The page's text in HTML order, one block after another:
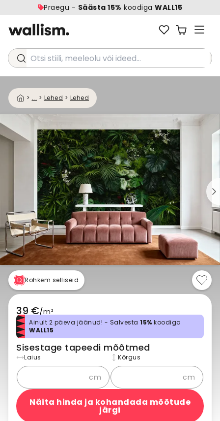
Praegu - Säästa 15% koodiga WALL15
Otsi stiili, meeleolu või ideed...
> ... > Lehed > Lehed
Rohkem selliseid
39 €/m²
Ainult 2 päeva jäänud! - Salvesta 15% koodiga
WALL15
Sisestage tapeedi mõõtmed
Laius
cm
Kõrgus
cm
Näita hinda ja kohandada mõõtude
järgi